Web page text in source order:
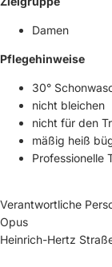
Damen
Pflegehinweise
30°
nicht bleichen
nicht für den
mäßig heiß
Professionelle
Verantwortliche
Opus
Heinrich-Hertz